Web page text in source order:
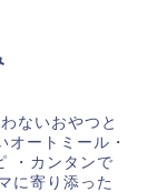
ないおやつと
ートミール・
・カンタンで
に寄り添った